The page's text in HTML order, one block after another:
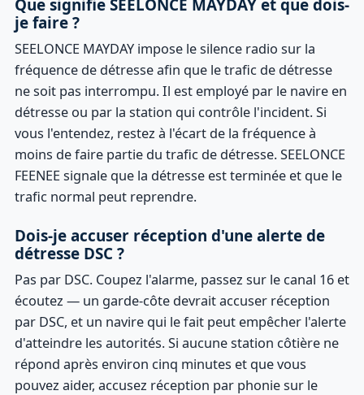
Que signifie SEELONCE MAYDAY et que dois-
je faire ?
SEELONCE MAYDAY impose le silence radio sur la
fréquence de détresse afin que le trafic de détresse
ne soit pas interrompu. Il est employé par le navire en
détresse ou par la station qui contrôle l'incident. Si
vous l'entendez, restez à l'écart de la fréquence à
moins de faire partie du trafic de détresse. SEELONCE
FEENEE signale que la détresse est terminée et que le
trafic normal peut reprendre.
Dois-je accuser réception d'une alerte de
détresse DSC ?
Pas par DSC. Coupez l'alarme, passez sur le canal 16 et
écoutez — un garde-côte devrait accuser réception
par DSC, et un navire qui le fait peut empêcher l'alerte
d'atteindre les autorités. Si aucune station côtière ne
répond après environ cinq minutes et que vous
pouvez aider, accusez réception par phonie sur le